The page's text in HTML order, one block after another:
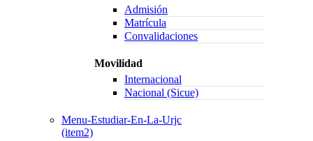
Admisión
Matrícula
Convalidaciones
Movilidad
Internacional
Nacional (Sicue)
Menu-Estudiar-En-La-Urjc
(item2)